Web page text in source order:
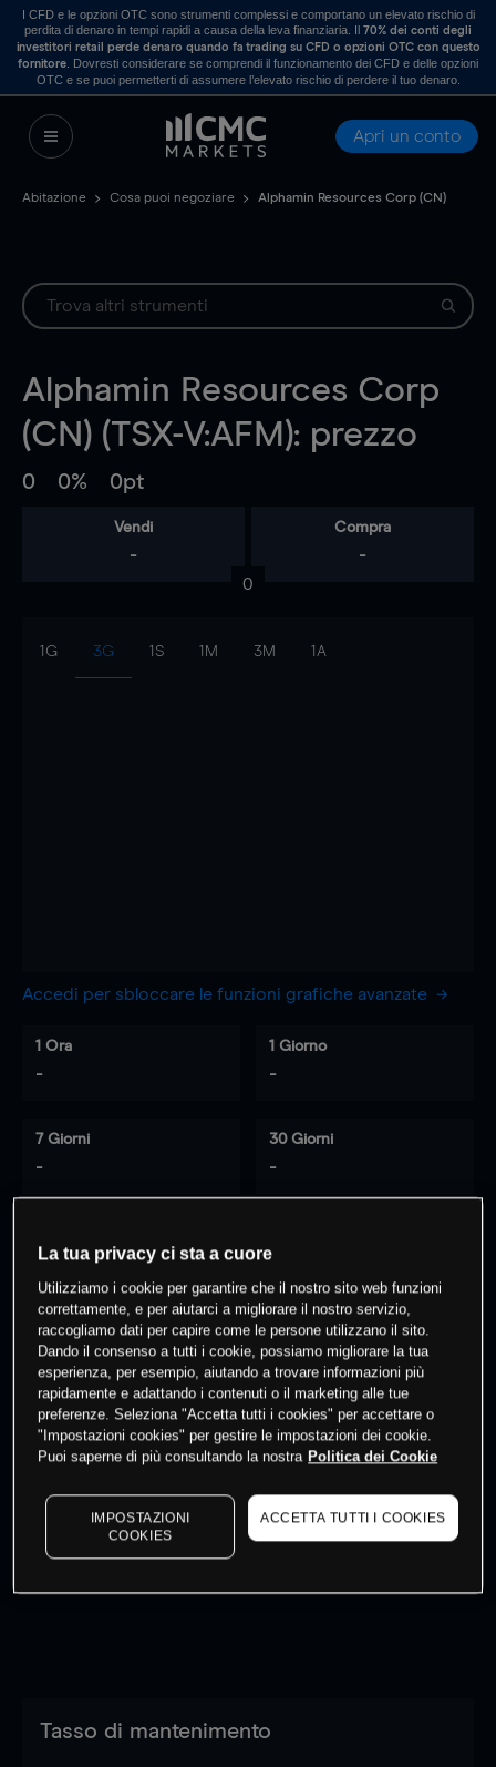
I CFD e le opzioni OTC sono strumenti complessi e comportano un elevato rischio di
perdita di denaro in tempi rapidi a causa della leva finanziaria. Il70% dei conti degli
investitori retail perde denaro quando fa trading su CFD o opzioni OTC con questo
fornitore . Dovresti considerare se comprendi il funzionamento dei CFD e delle opzioni
OTC e se puoi permetterti di assumere l’elevato rischio di perdere il tuo denaro.
Apri un conto
Abitazione Cosa puoi negoziare Alphamin Resources Corp (CN)
Alphamin Resources Corp
(CN) (TSX-V:AFM): prezzo
0 0% 0pt
Vendi
-
Compra
-
0
1G 3G 1S 1M 3M 1A
Accedi per sbloccare le funzioni grafiche avanzate
1 Ora
-
1 Giorno
-
7 Giorni
-
30 Giorni
-
0 % dei clienti hanno posizioni
questo prodotto
Fai trading
I prezzi sono solo indicativi. Accediper vedere gli ultimi
dati di mercato
to see latest market data
Tasso di mantenimento
La tua privacy ci sta a cuore
Utilizziamo i cookie per garantire che il nostro sito web funzioni
correttamente, e per aiutarci a migliorare il nostro servizio,
raccogliamo dati per capire come le persone utilizzano il sito.
Dando il consenso a tutti i cookie, possiamo migliorare la tua
esperienza, per esempio, aiutando a trovare informazioni più
rapidamente e adattando i contenuti o il marketing alle tue
preferenze. Seleziona "Accetta tutti i cookies" per accettare o
"Impostazioni cookies" per gestire le impostazioni dei cookie.
Puoi saperne di più consultando la nostra Politica dei Cookie
IMPOSTAZIONI
COOKIES
ACCETTA TUTTI I COOKIES